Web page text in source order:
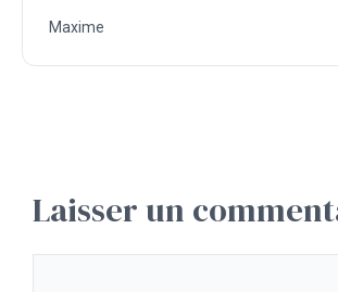
Maxime
Laisser un